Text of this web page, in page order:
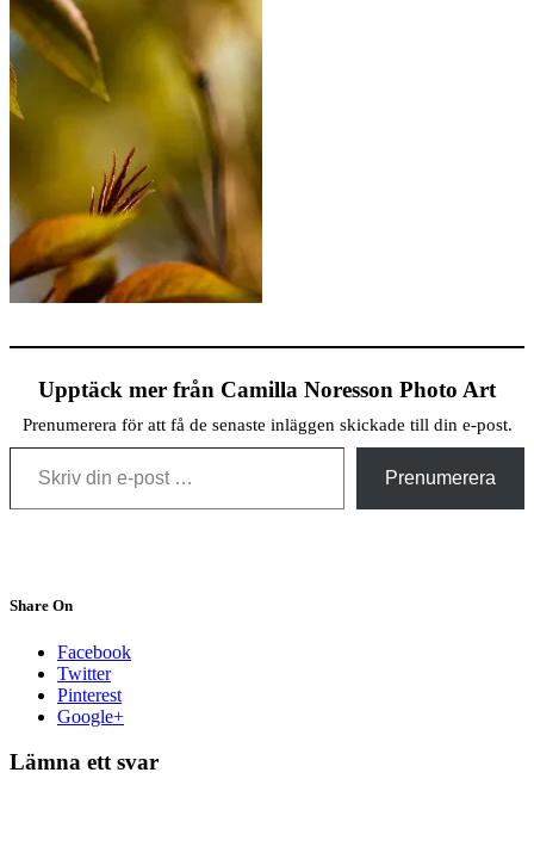
Upptäck mer från Camilla Noresson Photo Art
Prenumerera för att få de senaste inläggen skickade till din e-post.
Skriv din e-post …
Prenumerera
Share On
Facebook
Twitter
Pinterest
Google+
Lämna ett svar